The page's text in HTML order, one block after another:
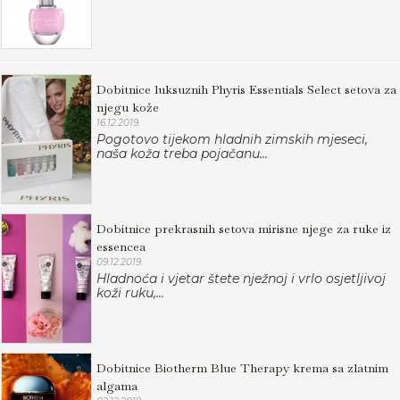
Dobitnice luksuznih Phyris Essentials Select setova za
njegu kože
16.12.2019.
Pogotovo tijekom hladnih zimskih mjeseci,
naša koža treba pojačanu...
Dobitnice prekrasnih setova mirisne njege za ruke iz
essencea
09.12.2019.
Hladnoća i vjetar štete nježnoj i vrlo osjetljivoj
koži ruku,...
Dobitnice Biotherm Blue Therapy krema sa zlatnim
algama